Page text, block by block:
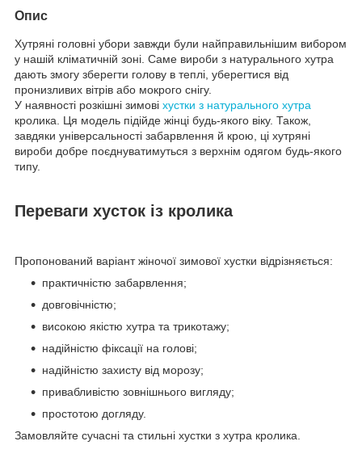
Опис
Хутряні головні убори завжди були найправильнішим вибором
у нашій кліматичній зоні. Саме вироби з натурального хутра
дають змогу зберегти голову в теплі, уберегтися від
пронизливих вітрів або мокрого снігу.
У наявності розкішні зимові хустки з натурального хутра
кролика. Ця модель підійде жінці будь-якого віку. Також,
завдяки універсальності забарвлення й крою, ці хутряні
вироби добре поєднуватимуться з верхнім одягом будь-якого
типу.
Переваги хусток із кролика
Пропонований варіант жіночої зимової хустки відрізняється:
практичністю забарвлення;
довговічністю;
високою якістю хутра та трикотажу;
надійністю фіксації на голові;
надійністю захисту від морозу;
привабливістю зовнішнього вигляду;
простотою догляду.
Замовляйте сучасні та стильні хустки з хутра кролика.